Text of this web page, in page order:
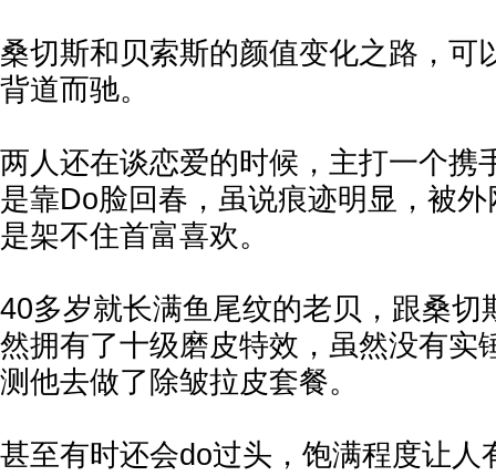
桑切斯和贝索斯的颜值变化之路，可
背道而驰。
两人还在谈恋爱的时候，主打一个携
是靠Do脸回春，虽说痕迹明显，被外
是架不住首富喜欢。
40多岁就长满鱼尾纹的老贝，跟桑切
然拥有了十级磨皮特效，虽然没有实
测他去做了除皱拉皮套餐。
甚至有时还会do过头，饱满程度让人